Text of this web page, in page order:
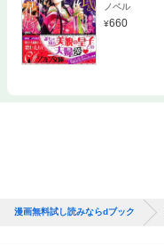
ノベル
660
漫画無料試し読みならdブック